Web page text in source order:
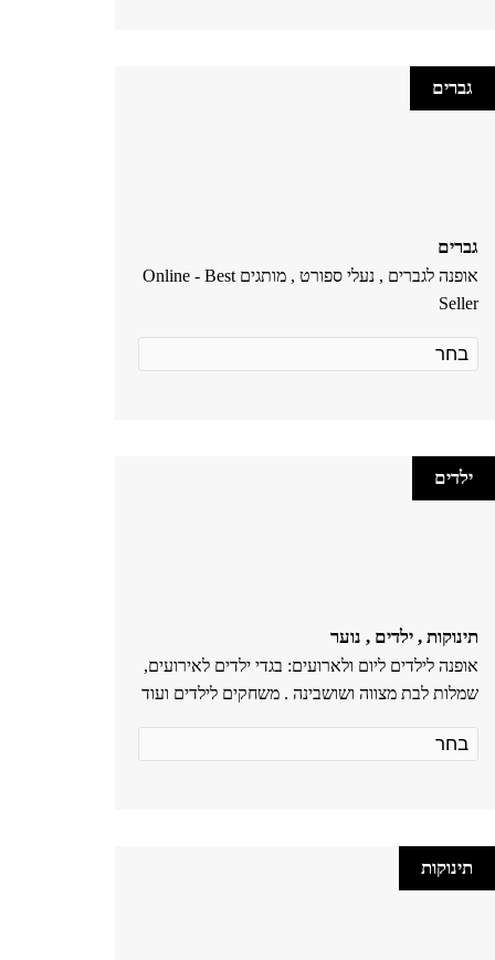
גברים
גברים
אופנה לגברים , נעלי ספורט , מותגים Online - Best
Seller
ילדים
תינוקות , ילדים , נוער
אופנה לילדים ליום ולארועים: בגדי ילדים לאירועים,
שמלות לבת מצווה ושושבינה . משחקים לילדים ועוד
תינוקות